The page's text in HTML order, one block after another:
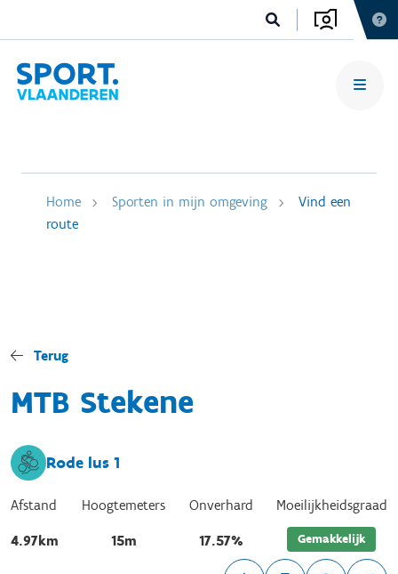
Home Sporten in mijn omgeving
Vind een
route
Terug
MTB Stekene
Rode lus 1
Afstand
4.97km
Hoogtemeters
15m
Onverhard
17.57%
Moeilijkheidsgraad
Gemakkelijk